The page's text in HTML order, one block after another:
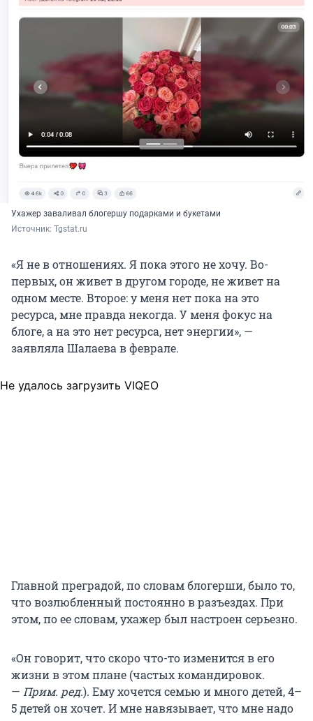
Ухажер заваливал блогершу подарками и букетами
Источник: Tgstat.ru
«Я не в отношениях. Я пока этого не хочу. Во-
первых, он живет в другом городе, не живет на
одном месте. Второе: у меня нет пока на это
ресурса, мне правда некогда. У меня фокус на
блоге, а на это нет ресурса, нет энергии», —
заявляла Шалаева в феврале.
Не удалось загрузить VIQEO
Главной преградой, по словам блогерши, было то,
что возлюбленный постоянно в разъездах. При
этом, по ее словам, ухажер был настроен серьезно.
«Он говорит, что скоро что-то изменится в его
жизни в этом плане (частых командировок.
— Прим. ред.). Ему хочется семью и много детей, 4–
5 детей он хочет. И мне навязывает, что мне надо